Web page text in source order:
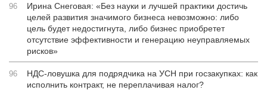
96
Ирина Снеговая: «Без науки и лучшей практики достичь
целей развития значимого бизнеса невозможно: либо
цель будет недостигнута, либо бизнес приобретет
отсутствие эффективности и генерацию неуправляемых
рисков»
96
НДС-ловушка для подрядчика на УСН при госзакупках: как
исполнить контракт, не переплачивая налог?